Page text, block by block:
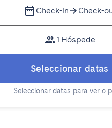
Check-in Check-
1 Hóspede
Seleccionar datas
Seleccionar datas para ver o